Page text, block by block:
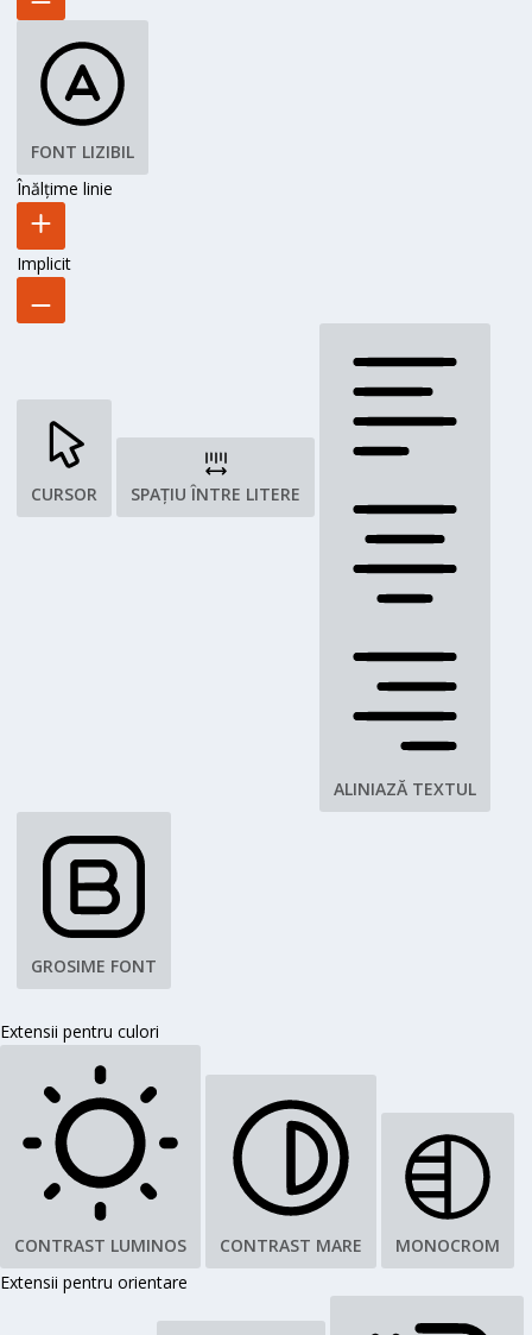
FONT LIZIBIL
Înălțime linie
Implicit
CURSOR SPAȚIU ÎNTRE LITERE
ALINIAZĂ TEXTUL
GROSIME FONT
Extensii pentru culori
CONTRAST LUMINOS CONTRAST MARE
MONOCROM
Extensii pentru orientare